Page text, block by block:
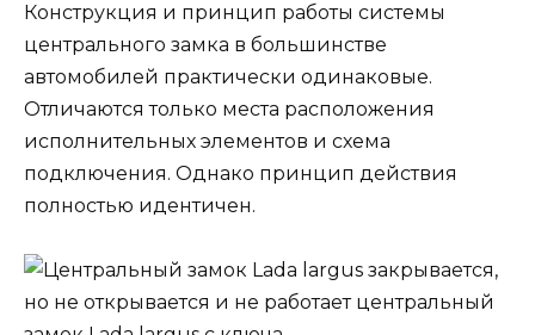
Конструкция и принцип работы системы
центрального замка в большинстве
автомобилей практически одинаковые.
Отличаются только места расположения
исполнительных элементов и схема
подключения. Однако принцип действия
полностью идентичен.